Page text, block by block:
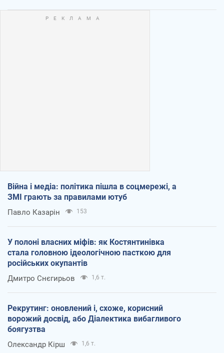
Війна і медіа: політика пішла в соцмережі, а
ЗМІ грають за правилами ютуб
Павло Казарін 153
У полоні власних міфів: як Костянтинівка
стала головною ідеологічною пасткою для
російських окупантів
Дмитро Снєгирьов 1,6 т.
Рекрутинг: оновлений і, схоже, корисний
ворожий досвід, або Діалектика вибагливого
боягузтва
Олександр Кірш 1,6 т.